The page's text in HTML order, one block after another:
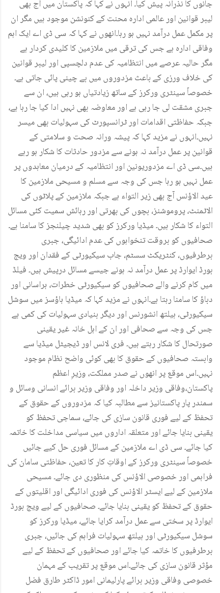
جانوں کا نذرانہ پیش کیا۔ انہوں نے کہا کہ پاکستان میں آج بھی
لیبر قوانین اور عالمی ادارہ محنت کے کنونشن موجود ہیں مگر ان
پر مکمل عمل درآمد نہیں ہو رہا۔انھوں نے کہا کہ سی ڈی اے ایک اہم
وفاقی ادارہ ہے جس کی ترقی میں ملازمین کا کلیدی کردار ہے
مگر حالیہ عرصے میں انتظامیہ کی عدم دلچسپی اور لیبر قوانین
کی خلاف ورزی کے باعث مزدوروں میں بے چینی پائی جاتی ہے۔
خصوصاً سینٹری ورکرز کے ساتھ زیادتیاں ہو رہی ہیں، ان سے
جبری مشقت لی جا رہی ہے اور معاوضہ بھی نہیں ادا کیا جا رہا ہے،
جبکہ حفاظتی اقدامات اور ٹرانسپورٹ کی سہولیات بھی میسر
نہیں۔انہوں نے مزید کہا کہ پیشہ ورانہ صحت و سلامتی کے
قوانین پر عمل درآمد نہ ہونے سے مزدور حادثات کا شکار ہو رہے
ہیں۔سی ڈی اے مزدوریونین اور انتظامیہ کے درمیان معاہدوں پر
عمل نہیں ہو رہا جس کی وجہ سے مسلم و مسیحی ملازمین کا
عید الاؤنس آج بھی زیر التواء ہے جبکہ ملازمین کے پلاٹوں کی
الاٹمنٹ، پروموشنز، بچوں کی بھرتی اور رہائش سمیت کئی مسائل
التواء کا شکار ہیں۔ میڈیا ورکرز کو بھی شدید چیلنجز کا سامنا ہے۔
صحافیوں کو بروقت تنخواہوں کی عدم ادائیگی، جبری
برطرفیوں، کنٹریکٹ سسٹم، جاب سیکیورٹی کے فقدان اور ویج
بورڈ ایوارڈ پر عمل درآمد نہ ہونے جیسے مسائل درپیش ہیں۔ فیلڈ
میں کام کرنے والے صحافیوں کو سیکیورٹی خطرات، ہراسانی اور
دباؤ کا سامنا رہتا ہے۔انہوں نے مزید کہا کہ میڈیا ہاؤسز میں سوشل
سیکیورٹی، ہیلتھ انشورنس اور دیگر بنیادی سہولیات کی کمی ہے
جس کی وجہ سے صحافی اور ان کے اہل خانہ غیر یقینی
صورتحال کا شکار رہتے ہیں۔ فری لانس اور ڈیجیٹل میڈیا سے
وابستہ صحافیوں کے حقوق کا بھی کوئی واضح نظام موجود
نہیں۔اس موقع پر انھوں نے صدر مملکت، وزیرِ اعظم
پاکستان،وفاقی وزیر داخلہ اور وفاقی وزیر برائے انسانی وسائل و
سمندر پار پاکستانیز سے مطالبہ کیا کہ مزدوروں کے حقوق کے
تحفظ کے لیے فوری قانون سازی کی جائے، سماجی تحفظ کو
یقینی بنایا جائے اور متعلقہ اداروں میں سیاسی مداخلت کا خاتمہ
کیا جائے۔ سی ڈی اے ملازمین کے مسائل فوری حل کیے جائیں
خصوصاً سینٹری ورکرز کے اوقاتِ کار کا تعین، حفاظتی سامان کی
فراہمی اور خصوصی الاؤنس کی منظوری دی جائے۔ مسیحی
ملازمین کے لیے ایسٹر الاؤنس کی فوری ادائیگی اور اقلیتوں کے
حقوق کے تحفظ کو یقینی بنایا جائے۔ صحافیوں کے لیے ویج بورڈ
ایوارڈ پر سختی سے عمل درآمد کرایا جائے، میڈیا ورکرز کو
سوشل سیکیورٹی اور ہیلتھ سہولیات فراہم کی جائیں، جبری
برطرفیوں کا خاتمہ کیا جائے اور صحافیوں کے تحفظ کے لیے
مؤثر قانون سازی کی جائے۔اس موقع پر تقریب کے مہمان
خصوصی وفاقی وزیر برائے پارلیمانی امور ڈاکٹر طارق فضل